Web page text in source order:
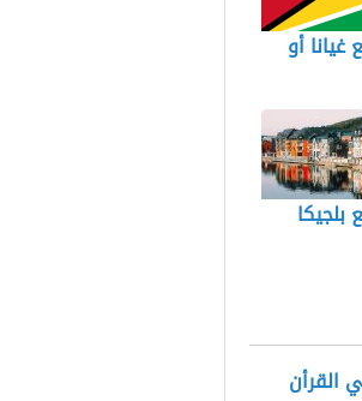
غيانا أو
بلجيكا
القرأن